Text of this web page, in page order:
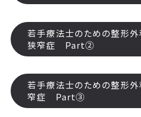
若手療法士のための整形
狭窄症 Part②
若手療法士のための整形
窄症 Part③